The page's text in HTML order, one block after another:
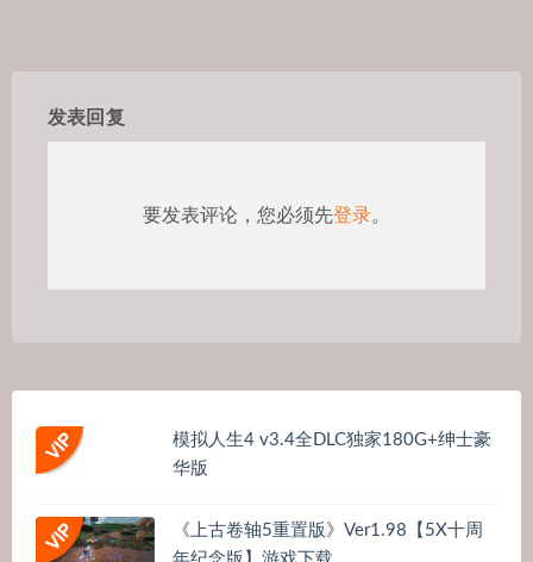
发表回复
要发表评论，您必须先登录。
模拟人生4 v3.4全DLC独家180G+绅士豪
华版
《上古卷轴5重置版》Ver1.98【5X十周